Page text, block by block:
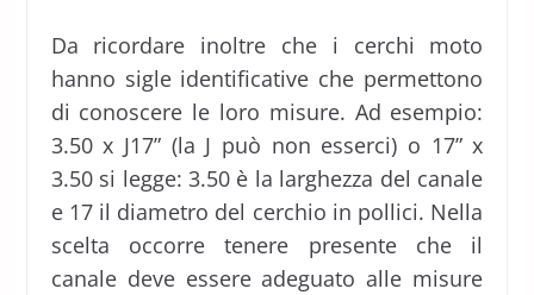
Da ricordare inoltre che i cerchi moto
hanno sigle identificative che permettono
di conoscere le loro misure. Ad esempio:
3.50 x J17” (la J può non esserci) o 17” x
3.50 si legge: 3.50 è la larghezza del canale
e 17 il diametro del cerchio in pollici. Nella
scelta occorre tenere presente che il
canale deve essere adeguato alle misure